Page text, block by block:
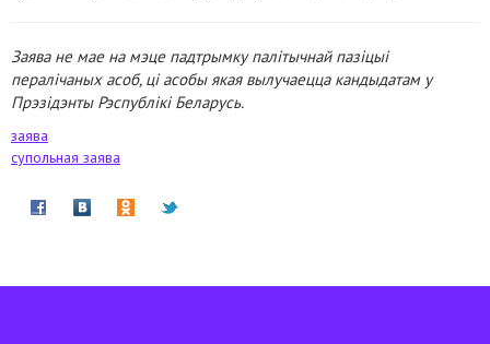
Заява не мае на мэце падтрымку палітычнай пазіцыі
пералічаных асоб, ці асобы якая вылучаецца кандыдатам у
Прэзідэнты Рэспублікі Беларусь.
заява
супольная заява